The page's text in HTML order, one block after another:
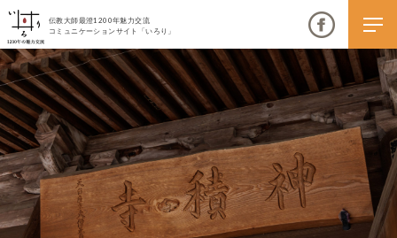
伝教大師最澄1200年魅力交流
コミュニケーションサイト「いろり」
伝教大師最澄1200年魅力交流
いろりとは